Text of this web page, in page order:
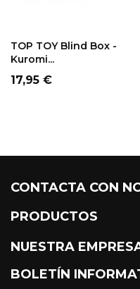
TOP TOY Blind Box -
Kuromi...
Precio
17,95 €
CONTACTA CON
PRODUCTOS
NUESTRA
BOLETÍN